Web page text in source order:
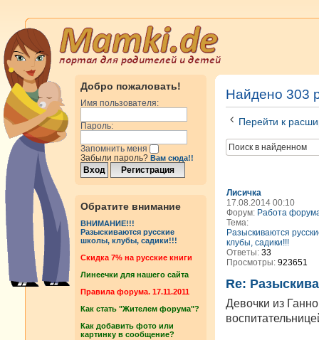
Добро пожаловать!
Имя пользователя:
Пароль:
Запомнить меня
Забыли пароль? Вам сюда!!
Обратите внимание
ВНИМАНИЕ!!!
Разыскиваются русские
школы, клубы, садики!!!
Cкидка 7% на русские книги
Линеечки для нашего сайта
Правила форума. 17.11.2011
Как стать "Жителем форума"?
Как добавить фото или
картинку в сообщение?
Найдено 303
Перейти к
Лисичка
17.08.2014 00:10
Форум: Работа
Тема:
Разыскиваются
клубы, садики!!!
Ответы: 33
Просмотры: 923651
Re:
Девочки из